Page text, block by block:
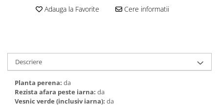
Adauga la Favorite Cere informatii
Descriere
Planta perena: da
Rezista afara peste iarna: da
Vesnic verde (inclusiv iarna): da